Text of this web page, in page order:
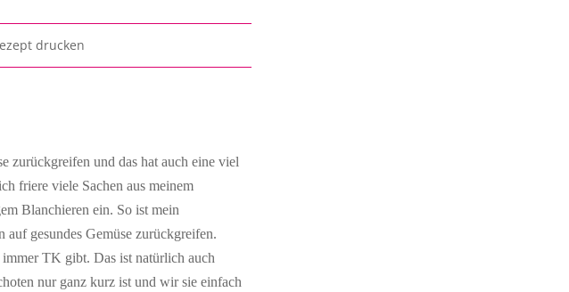
drucken
zurückgreifen und das hat auch eine viel
friere viele Sachen aus meinem
Blanchieren ein. So ist mein
gesundes Gemüse zurückgreifen.
immer TK gibt. Das ist natürlich auch
nur ganz kurz ist und wir sie einfach